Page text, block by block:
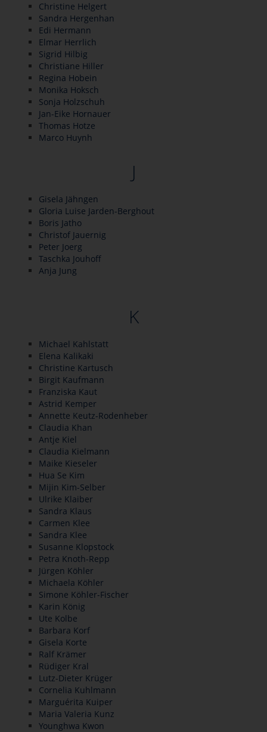
Christine Helgert
Sandra Hergenhan
Edi Hermann
Elmar Herrlich
Sigrid Hilbig
Christiane Hiller
Regina Hobein
Monika Hoksch
Sonja Holzschuh
Jan-Eike Hornauer
Thomas Hotze
Marco Huynh
J
Gisela Jähngen
Gloria Luise Jarden-Berghout
Boris Jatho
Christof Jauernig
Peter Joerg
Taschka Jouhoff
Anja Jung
K
Michael Kahlstatt
Elena Kalikaki
Christine Kartusch
Birgit Kaufmann
Franziska Kaut
Astrid Kemper
Annette Keutz-Rodenheber
Claudia Khan
Antje Kiel
Claudia Kielmann
Maike Kieseler
Hua Se Kim
Mijin Kim-Selber
Ulrike Klaiber
Sandra Klaus
Carmen Klee
Sandra Klee
Susanne Klopstock
Petra Knoth-Repp
Jürgen Köhler
Michaela Köhler
Simone Köhler-Fischer
Karin König
Ute Kolbe
Barbara Korf
Gisela Korte
Ralf Krämer
Rüdiger Kral
Lutz-Dieter Krüger
Cornelia Kuhlmann
Marguérita Kuiper
Maria Valeria Kunz
Younghwa Kwon